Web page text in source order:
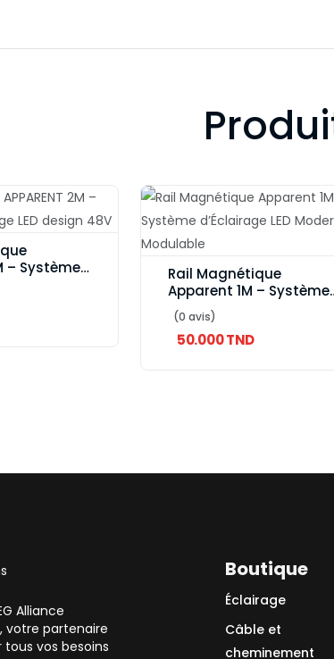
– Système
design
Rail Magnétique
Apparent 1M – Système
d’Éclairage LED Moderne
et Modulable
(0 avis)
50.000 TND
Alliance
votre partenaire
vos besoins
Boutique
Éclairage
Câble et
cheminement